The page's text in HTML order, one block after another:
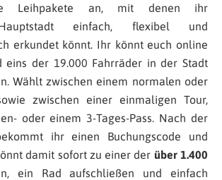
Leihpakete an, mit denen ihr
einfach, flexibel und
erkundet könnt. Ihr könnt euch online
eins der 19.000 Fahrräder in der Stadt
Wählt zwischen einem normalen oder
zwischen einer einmaligen Tour,
oder einem 3-Tages-Pass. Nach der
ihr einen Buchungscode und
damit sofort zu einer der über 1.400
ein Rad aufschließen und einfach